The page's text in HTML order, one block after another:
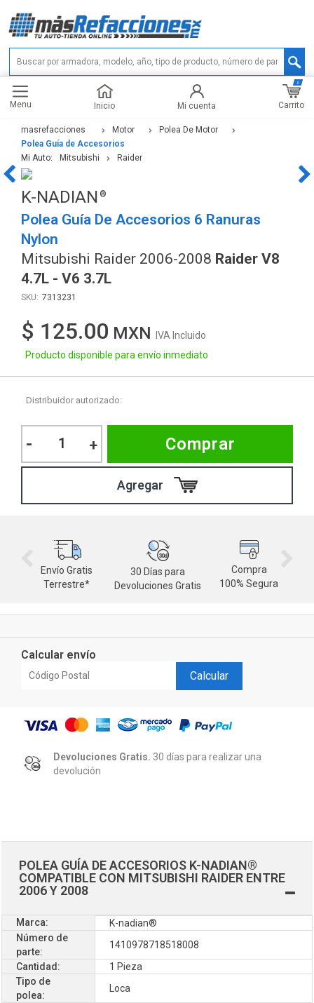
Menu Inicio Mi cuenta Carrito
0
masrefacciones Motor
Polea De Motor
Polea Guía de Accesorios
Mi Auto:
Mitsubishi Raider
K-NADIAN
Polea Guía De Accesorios 6 Ranuras
Nylon
Mitsubishi Raider 2006-2008 Raider V8
4.7L - V6 3.7L
7313231
$ 125.00
IVA Incluido
Producto disponible para envío inmediato
Distribuidor autorizado:
- + Comprar
Envío Gratis
Terrestre*
30 Días para
Devoluciones Gratis
Compra
100% Segura
Calcular envío
Calcular
Devoluciones Gratis. 30 días para realizar una
devolución
POLEA GUÍA DE ACCESORIOS K-NADIAN®
COMPATIBLE CON MITSUBISHI RAIDER ENTRE
2006 Y 2008
Marca:
K-nadian®
Número de
parte:
1410978718518008
Cantidad:
1 Pieza
Tipo de
polea:
Loca